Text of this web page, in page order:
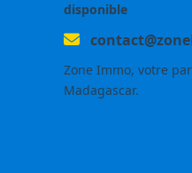
disponible
Zone Immo, votre
Madagascar.